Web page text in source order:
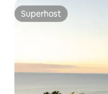
Superhost
Superhost